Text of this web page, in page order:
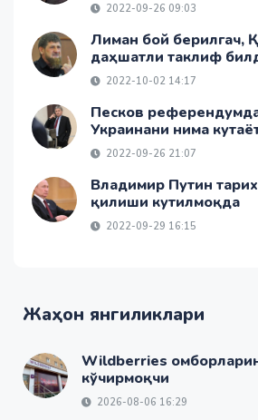
2022-09-26 09:03
Лиман бой берилгач,
даҳшатли таклиф
2022-10-02 14:17
Песков
Украинани нима
2022-09-26 21:07
Владимир Путин
қилиши кутилмоқда
2022-09-29 16:15
Жаҳон янгиликлари
Wildberries
кўчирмоқчи
2026-08-06 16:29